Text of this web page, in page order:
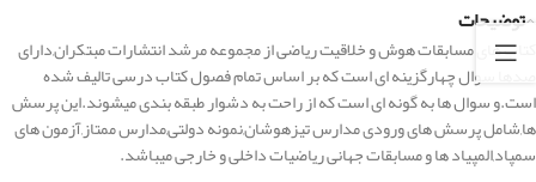
توضیحات
کتاب های مسابقات هوش و خلاقیت ریاضی از مجموعه مرشد انتشارات مبتکران,دارای
صدها سوال چهارگزینه ای است که بر اساس تمام فصول کتاب درسی تالیف شده
است.و سوال ها به گونه ای است که از راحت به دشوار طبقه بندی میشوند.این پرسش
ها,شامل پرسش های ورودی مدارس تیزهوشان,نمونه دولتی,مدارس ممتاز,آزمون های
سمپاد,المپیاد ها و مسابقات جهانی ریاضیات داخلی و خارجی میباشد.